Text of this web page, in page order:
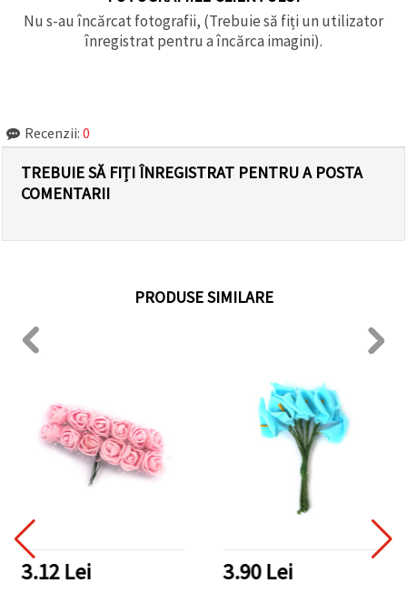
Nu s-au încărcat fotografii, (Trebuie să fiți un utilizator
înregistrat pentru a încărca imagini).
Recenzii: 0
TREBUIE SĂ FIȚI ÎNREGISTRAT PENTRU A POSTA
COMENTARII
PRODUSE SIMILARE
3.12 Lei 3.90 Lei